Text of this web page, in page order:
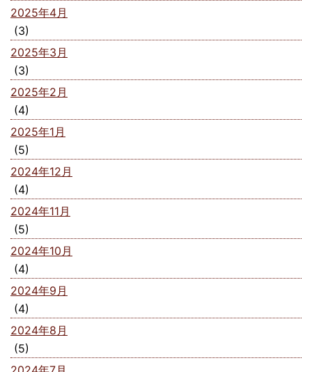
2025年4月
(3)
2025年3月
(3)
2025年2月
(4)
2025年1月
(5)
2024年12月
(4)
2024年11月
(5)
2024年10月
(4)
2024年9月
(4)
2024年8月
(5)